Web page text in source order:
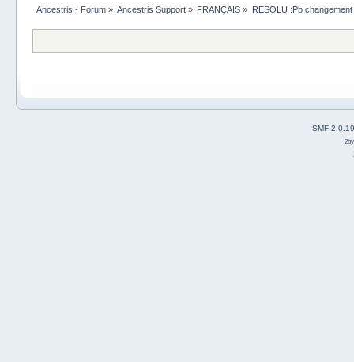
Ancestris - Forum» Ancestris Support » FRANÇAIS » RESOLU :Pb
SMF 2.0.19